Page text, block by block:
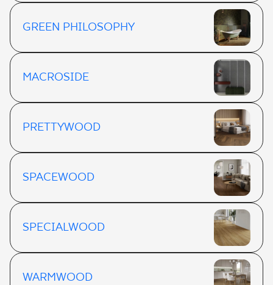
GREEN PHILOSOPHY
MACROSIDE
PRETTYWOOD
SPACEWOOD
SPECIALWOOD
WARMWOOD